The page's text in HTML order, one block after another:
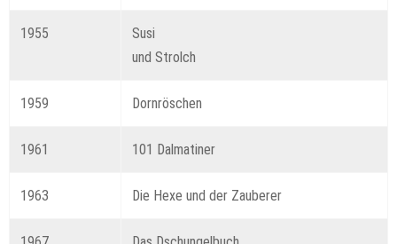
1955
Susi
und Strolch
1959 Dornröschen
1961 101 Dalmatiner
1963 Die Hexe und der Zauberer